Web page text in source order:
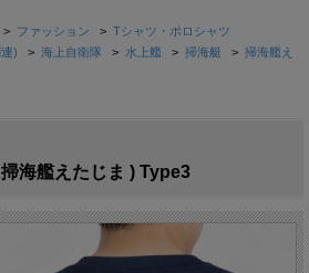
> ファッション > Tシャツ・ポロシャツ
) > 海上自衛隊 > 水上艦 > 掃海艇 > 掃海艦え
海艦えたじま ) Type3